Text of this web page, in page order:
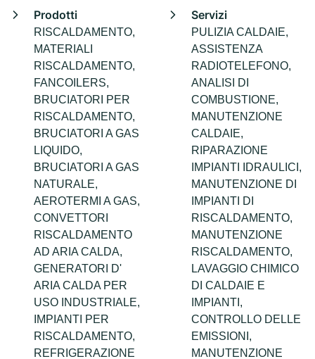
Prodotti
RISCALDAMENTO,
MATERIALI
RISCALDAMENTO,
FANCOILERS,
BRUCIATORI PER
RISCALDAMENTO,
BRUCIATORI A GAS
LIQUIDO,
BRUCIATORI A GAS
NATURALE,
AEROTERMI A GAS,
CONVETTORI
RISCALDAMENTO
AD ARIA CALDA,
GENERATORI D'
ARIA CALDA PER
USO INDUSTRIALE,
IMPIANTI PER
RISCALDAMENTO,
REFRIGERAZIONE
Servizi
PULIZIA CALDAIE,
ASSISTENZA
RADIOTELEFONO,
ANALISI DI
COMBUSTIONE,
MANUTENZIONE
CALDAIE,
RIPARAZIONE
IMPIANTI IDRAULICI,
MANUTENZIONE DI
IMPIANTI DI
RISCALDAMENTO,
MANUTENZIONE
RISCALDAMENTO,
LAVAGGIO CHIMICO
DI CALDAIE E
IMPIANTI,
CONTROLLO DELLE
EMISSIONI,
MANUTENZIONE